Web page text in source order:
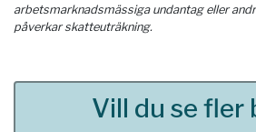
arbetsmarknadsmässiga undantag eller
påverkar skatteuträkning.
Vill du se fler